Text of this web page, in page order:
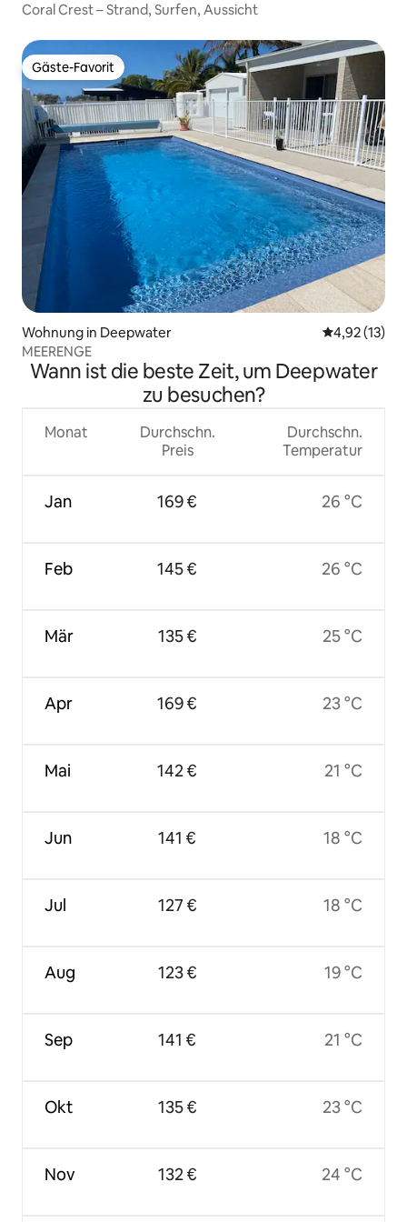
Coral Crest – Strand, Surfen, Aussicht
Gäste-Favorit
Gäste-Favorit
Wohnung in Deepwater
4,92 (13)
MEERENGE
Wann ist die beste Zeit, um Deepwater
zu besuchen?
Monat
Jan
Feb
Mär
Apr
Mai
Jun
Jul
Aug
Sep
Okt
Nov
Durchschn.
Preis
169 €
145 €
135 €
169 €
142 €
141 €
127 €
123 €
141 €
135 €
132 €
Durchschn.
Temperatur
26 °C
26 °C
25 °C
23 °C
21 °C
18 °C
18 °C
19 °C
21 °C
23 °C
24 °C